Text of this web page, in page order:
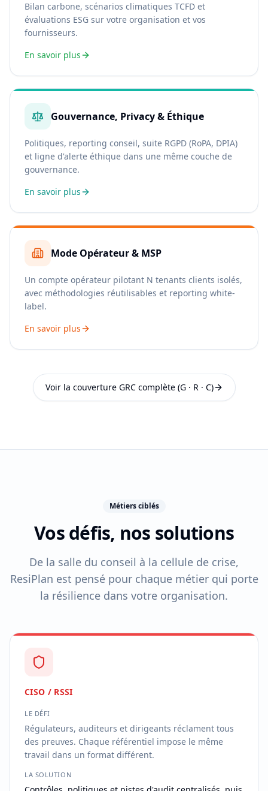
Bilan carbone, scénarios climatiques TCFD et
évaluations ESG sur votre organisation et vos
fournisseurs.
En savoir plus
Gouvernance, Privacy & Éthique
Politiques, reporting conseil, suite RGPD (RoPA, DPIA)
et ligne d'alerte éthique dans une même couche de
gouvernance.
En savoir plus
Mode Opérateur & MSP
Un compte opérateur pilotant N tenants clients isolés,
avec méthodologies réutilisables et reporting white-
label.
En savoir plus
Voir la couverture GRC complète (G · R · C)
Métiers ciblés
Vos défis, nos solutions
De la salle du conseil à la cellule de crise,
ResiPlan est pensé pour chaque métier qui porte
la résilience dans votre organisation.
CISO / RSSI
LE DÉFI
Régulateurs, auditeurs et dirigeants réclament tous
des preuves. Chaque référentiel impose le même
travail dans un format différent.
LA SOLUTION